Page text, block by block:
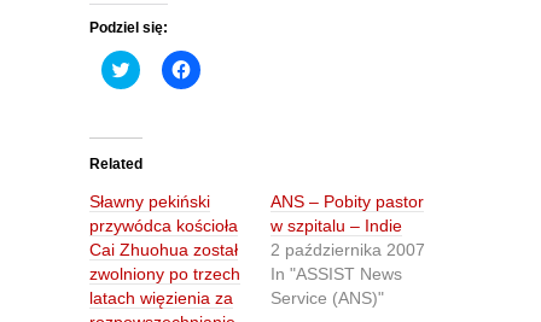
Podziel się:
C
l
t
o
s
a
r
e
o
n
T
w
i
C
l
h
a
r
e
o
n
F
a
c
Related
Sławny pekiński
przywódca kościoła
Cai Zhuohua został
zwolniony po trzech
latach więzienia za
ANS – Pobity pastor
w szpitalu – Indie
2 października 2007
In "ASSIST News
Service (ANS)"